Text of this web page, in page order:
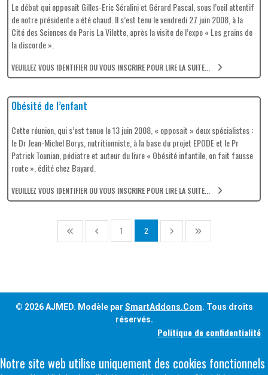
Le débat qui opposait Gilles-Eric Séralini et Gérard Pascal, sous l’oeil attentif
de notre présidente a été chaud. Il s’est tenu le vendredi 27 juin 2008, à la
Cité des Sciences de Paris La Vilette, après la visite de l’expo « Les grains de
la discorde ».
VEUILLEZ VOUS IDENTIFIER OU VOUS INSCRIRE POUR LIRE LA SUITE...
Obésité de l’enfant
Cette réunion, qui s’est tenue le 13 juin 2008, « opposait » deux spécialistes :
le Dr Jean-Michel Borys, nutritionniste, à la base du projet EPODE et le Pr
Patrick Tounian, pédiatre et auteur du livre « Obésité infantile, on fait fausse
route », édité chez Bayard.
VEUILLEZ VOUS IDENTIFIER OU VOUS INSCRIRE POUR LIRE LA SUITE...
1 2
© 2026 AJMED. Modèle par SmartAddons.Com. Tous droits
réservés.
Politique de confidentialité
Notre site web utilise uniquement des cookies fonctionnels